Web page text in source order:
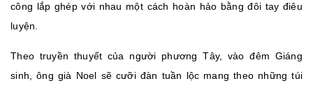
công lắp ghép với nhau một cách hoàn hảo bằng đôi tay điêu
luyện.
Theo truyền thuyết của người phương Tây, vào đêm Giáng
sinh, ông già Noel sẽ cưỡi đàn tuần lộc mang theo những túi